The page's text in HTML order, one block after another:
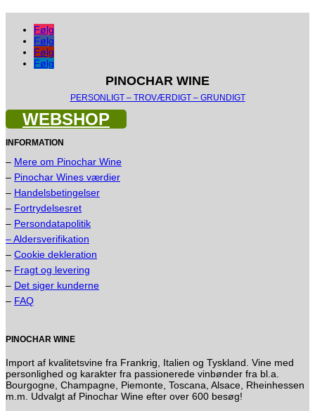
Følg
Følg
Følg
Følg
PINOCHAR WINE
PERSONLIGT – TROVÆRDIGT – GRUNDIGT
WEBSHOP
INFORMATION
– Mere om Pinochar Wine
– Pinochar Wines værdier
– Handelsbetingelser
– Fortrydelsesret
– Persondatapolitik
– Aldersverifikation
– Cookie dekleration
– Fragt og levering
– Det siger kunderne
– FAQ
PINOCHAR WINE
Import af kvalitetsvine fra Frankrig, Italien og Tyskland. Vine med
personlighed og karakter fra passionerede vinbønder fra bl.a.
Bourgogne, Champagne, Piemonte, Toscana, Alsace, Rheinhessen
m.m. Udvalgt af Pinochar Wine efter over 600 besøg!